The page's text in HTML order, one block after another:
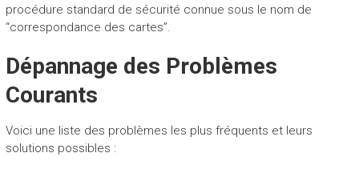
procédure standard de sécurité connue sous le nom de
“correspondance des cartes”.
Dépannage des Problèmes
Courants
Voici une liste des problèmes les plus fréquents et leurs
solutions possibles :